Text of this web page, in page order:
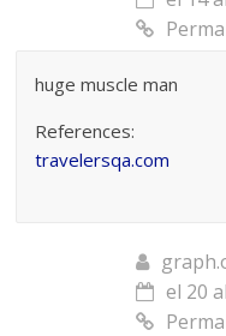
huge muscle man
References:
travelersqa.com
el 20